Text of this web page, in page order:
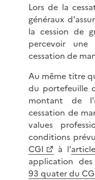
Lors de la
généraux
la cession de
percevoir une
cessation de
Au même titre
du portefeuille
montant de
cessation de
values
conditions
CGI
à l'
application
93 quater du